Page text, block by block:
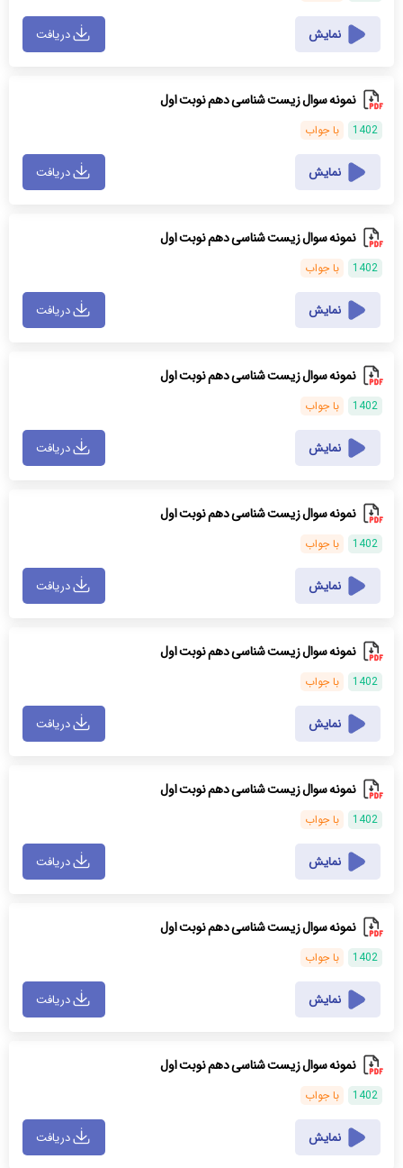
نمایش دریافت
نمونه سوال زیست شناسی دهم نوبت اول
1402 با جواب
نمایش دریافت
نمونه سوال زیست شناسی دهم نوبت اول
1402 با جواب
نمایش دریافت
نمونه سوال زیست شناسی دهم نوبت اول
1402 با جواب
نمایش دریافت
نمونه سوال زیست شناسی دهم نوبت اول
1402 با جواب
نمایش دریافت
نمونه سوال زیست شناسی دهم نوبت اول
1402 با جواب
نمایش دریافت
نمونه سوال زیست شناسی دهم نوبت اول
1402 با جواب
نمایش دریافت
نمونه سوال زیست شناسی دهم نوبت اول
1402 با جواب
نمایش دریافت
نمونه سوال زیست شناسی دهم نوبت اول
1402 با جواب
نمایش دریافت